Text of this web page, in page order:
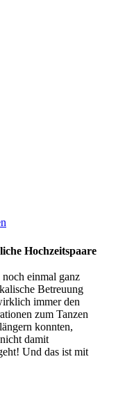
Hochzeitspaare
einmal ganz
Betreuung
immer den
zum Tanzen
konnten,
damit
Und das ist mit